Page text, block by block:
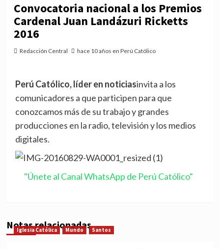
Convocatoria nacional a los Premios
Cardenal Juan Landázuri Ricketts
2016
Redacción Central hace 10 años en Perú Católico
Perú Católico, líder en noticiasinvita a los
comunicadores a que participen para que
conozcamos más de su trabajo y grandes
producciones en la radio, televisión y los medios
digitales.
"Únete al Canal WhatsApp de Perú Católico"
Notas relacionadas
Iglesia Católica Mundo Santos